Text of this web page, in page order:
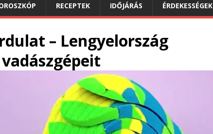
RECEPTEK IDŐJÁRÁS ÉRDEKESSÉGEK
– Lengyelország